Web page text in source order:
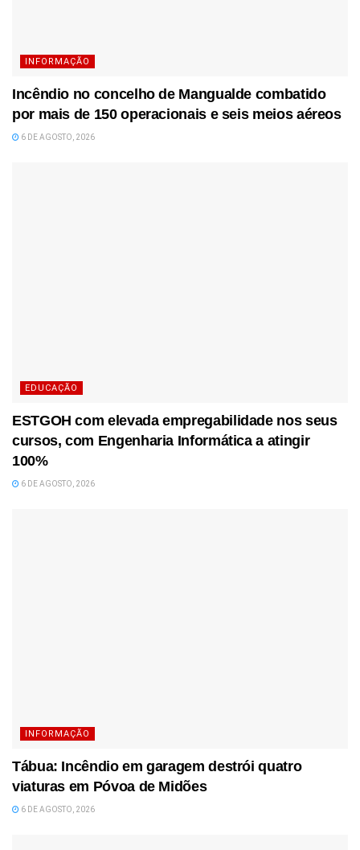
INFORMAÇÃO
Incêndio no concelho de Mangualde combatido
por mais de 150 operacionais e seis meios aéreos
6 DE AGOSTO, 2026
EDUCAÇÃO
ESTGOH com elevada empregabilidade nos seus
cursos, com Engenharia Informática a atingir
100%
6 DE AGOSTO, 2026
INFORMAÇÃO
Tábua: Incêndio em garagem destrói quatro
viaturas em Póvoa de Midões
6 DE AGOSTO, 2026